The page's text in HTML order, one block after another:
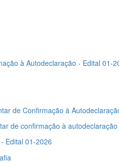
à Autodeclaração - Edital 01-
de Confirmação à
de confirmação à
Edital 01-2026